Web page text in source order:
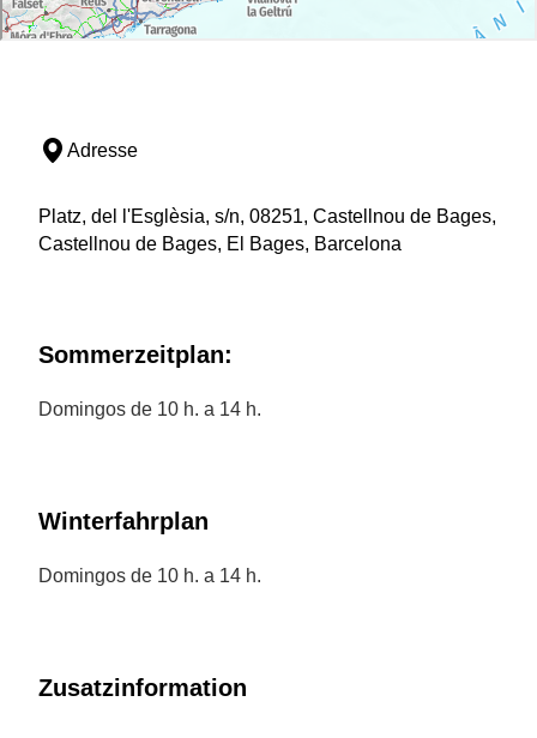
Adresse
Platz, del l'Esglèsia, s/n, 08251, Castellnou de Bages,
Castellnou de Bages, El Bages, Barcelona
Sommerzeitplan:
Domingos de 10 h. a 14 h.
Winterfahrplan
Domingos de 10 h. a 14 h.
Zusatzinformation